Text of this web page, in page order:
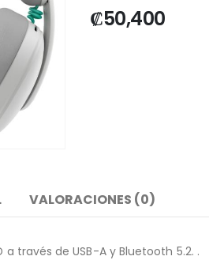
₡50,400
VALORACIONES (0)
través de USB-A y Bluetooth 5.2. .